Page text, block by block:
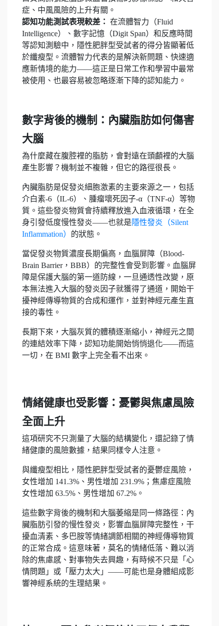
症、中風風險的上升有關。
認知功能測試表現較差： 在流體智力（Fluid
Intelligence）、數字記憶（Digit Span）和反應時間
等認知測驗中，隱性肥胖型受試者的得分皆顯著低
於纖瘦型。流體智力代表的是解決新問題、快速適
應新情境的能力——這正是日常工作和學習中最常
被使用、也最容易被忽略逐漸下降的認知能力。
數字背後的機制：內臟脂肪如何傷害
大腦
為什麼藏在腹腔裡的脂肪，會對遠在頭顱裡的大腦
產生影響？機制並不複雜，但它的路徑很長。
內臟脂肪是促發炎細胞激素的主要來源之一，包括
介白素-6（IL-6）、腫瘤壞死因子-α（TNF-α）等物
質。這些發炎物質會持續釋放進入血液循環，在全
身引發低度慢性發炎——也就是隱性發炎（Silent
Inflammation） 的狀態。
當促發炎物質濃度長期偏高，血腦屏障（Blood-
Brain Barrier，BBB）的完整性會受到影響。血腦屏
障是保護大腦的第一道防線，一旦通透性改變，原
本無法進入大腦的發炎因子就獲得了通道，開始干
擾神經傳導物質的合成和運作，並對神經元產生直
接的毒性。
長期下來，大腦灰質的體積逐漸縮小，神經元之間
的連結效率下降，認知功能開始悄悄退化——而這
一切，在 BMI 數字上完全看不出來。
情緒健康也受影響：憂鬱與焦慮風險
全面上升
這項研究不只測量了大腦的結構變化，還記錄了情
緒健康的風險數據，結果同樣令人注意。
與纖瘦型相比，隱性肥胖型受試者的憂鬱症風險，
女性增加 141.3%、男性增加 231.9%；焦慮症風險
女性增加 63.5%、男性增加 67.2%。
這些數字背後的機制和大腦萎縮是同一條路徑：內
臟脂肪引發的慢性發炎，影響血腦屏障完整性，干
擾血清素、多巴胺等情緒調節相關的神經傳導物質
的正常合成。這意味著，莫名的情緒低落、難以消
除的焦慮感、對事物失去興趣，有時候不只是「心
情問題」或「壓力太大」——可能也是身體組成影
響神經系統的生理結果。